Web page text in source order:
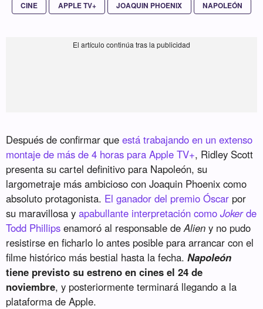
CINE APPLE TV+ JOAQUIN PHOENIX NAPOLEÓN
Después de confirmar queestá trabajando en un extenso
montaje de más de 4 horas para Apple TV+, Ridley Scott
presenta su cartel definitivo para Napoleón, su
largometraje más ambicioso con Joaquin Phoenix como
absoluto protagonista. El ganador del premio Óscar por
su maravillosa yapabullante interpretación comoJokerde
Todd Phillips enamoró al responsable deAlien y no pudo
resistirse en ficharlo lo antes posible para arrancar con el
filme histórico más bestial hasta la fecha.Napoleón
tiene previsto su estreno en cines el 24 de
noviembre, y posteriormente terminará llegando a la
plataforma de Apple.